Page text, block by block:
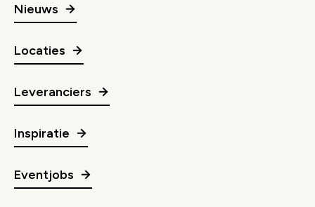
Nieuws
Locaties
Leveranciers
Inspiratie
Eventjobs